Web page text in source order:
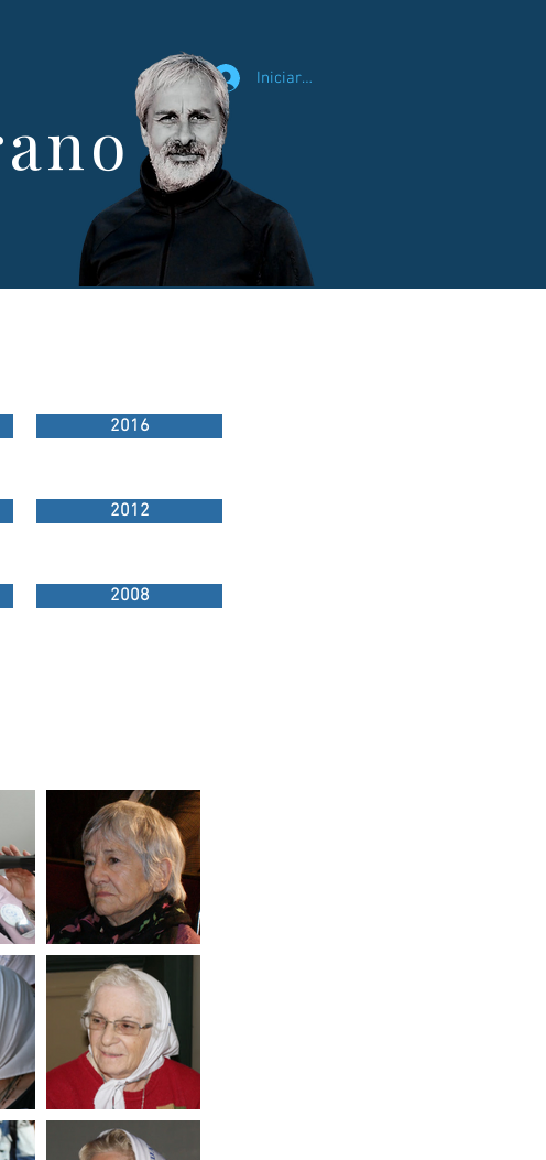
Iniciar sesión
2016
2012
2008